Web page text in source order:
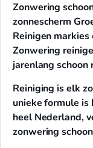
Zonwering
zonnescherm
Reinigen
Zonwering
jarenlang schoon
Reiniging is elk
unieke formule is
heel Nederland,
zonwering